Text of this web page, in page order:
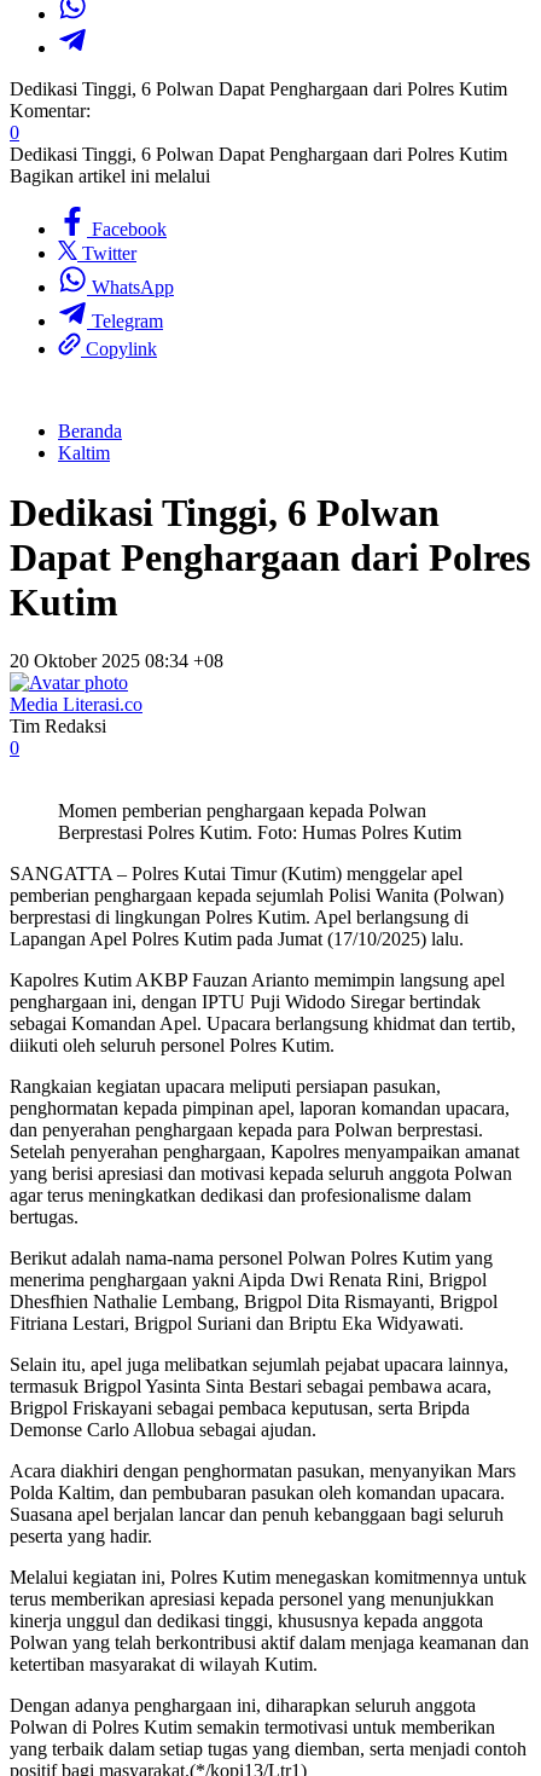
Dedikasi Tinggi, 6 Polwan Dapat Penghargaan dari Polres Kutim
Komentar:
0
Dedikasi Tinggi, 6 Polwan Dapat Penghargaan dari Polres Kutim
Bagikan artikel ini melalui
Facebook
Twitter
WhatsApp
Telegram
Copylink
Beranda
Kaltim
Dedikasi Tinggi, 6 Polwan
Dapat Penghargaan dari Polres
Kutim
20 Oktober 2025 08:34 +08
Media Literasi.co
Tim Redaksi
0
Momen pemberian penghargaan kepada Polwan
Berprestasi Polres Kutim. Foto: Humas Polres Kutim
SANGATTA – Polres Kutai Timur (Kutim) menggelar apel
pemberian penghargaan kepada sejumlah Polisi Wanita (Polwan)
berprestasi di lingkungan Polres Kutim. Apel berlangsung di
Lapangan Apel Polres Kutim pada Jumat (17/10/2025) lalu.
Kapolres Kutim AKBP Fauzan Arianto memimpin langsung apel
penghargaan ini, dengan IPTU Puji Widodo Siregar bertindak
sebagai Komandan Apel. Upacara berlangsung khidmat dan tertib,
diikuti oleh seluruh personel Polres Kutim.
Rangkaian kegiatan upacara meliputi persiapan pasukan,
penghormatan kepada pimpinan apel, laporan komandan upacara,
dan penyerahan penghargaan kepada para Polwan berprestasi.
Setelah penyerahan penghargaan, Kapolres menyampaikan amanat
yang berisi apresiasi dan motivasi kepada seluruh anggota Polwan
agar terus meningkatkan dedikasi dan profesionalisme dalam
bertugas.
Berikut adalah nama-nama personel Polwan Polres Kutim yang
menerima penghargaan yakni Aipda Dwi Renata Rini, Brigpol
Dhesfhien Nathalie Lembang, Brigpol Dita Rismayanti, Brigpol
Fitriana Lestari, Brigpol Suriani dan Briptu Eka Widyawati.
Selain itu, apel juga melibatkan sejumlah pejabat upacara lainnya,
termasuk Brigpol Yasinta Sinta Bestari sebagai pembawa acara,
Brigpol Friskayani sebagai pembaca keputusan, serta Bripda
Demonse Carlo Allobua sebagai ajudan.
Acara diakhiri dengan penghormatan pasukan, menyanyikan Mars
Polda Kaltim, dan pembubaran pasukan oleh komandan upacara.
Suasana apel berjalan lancar dan penuh kebanggaan bagi seluruh
peserta yang hadir.
Melalui kegiatan ini, Polres Kutim menegaskan komitmennya untuk
terus memberikan apresiasi kepada personel yang menunjukkan
kinerja unggul dan dedikasi tinggi, khususnya kepada anggota
Polwan yang telah berkontribusi aktif dalam menjaga keamanan dan
ketertiban masyarakat di wilayah Kutim.
Dengan adanya penghargaan ini, diharapkan seluruh anggota
Polwan di Polres Kutim semakin termotivasi untuk memberikan
yang terbaik dalam setiap tugas yang diemban, serta menjadi contoh
positif bagi masyarakat.(*/kopi13/Ltr1)